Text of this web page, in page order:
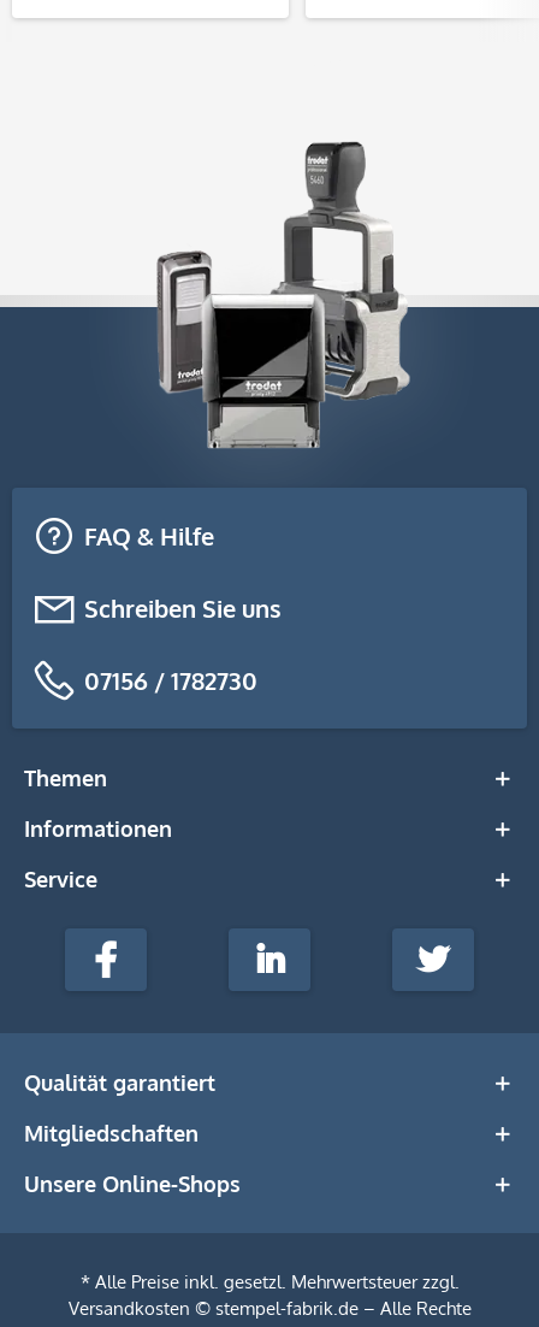
FAQ & Hilfe
Schreiben Sie uns
07156 / 1782730
Themen
Informationen
Service
stempel-
Media
Facebook LinkedIn Twitter
Qualität garantiert
Mitgliedschaften
Unsere Online-Shops
* Alle Preise inkl. gesetzl. Mehrwertsteuer zzgl.
Versandkosten © stempel-fabrik.de – Alle Rechte